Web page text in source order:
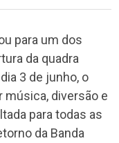
para um dos
da quadra
3 de junho, o
música, diversão e
para todas as
da Banda